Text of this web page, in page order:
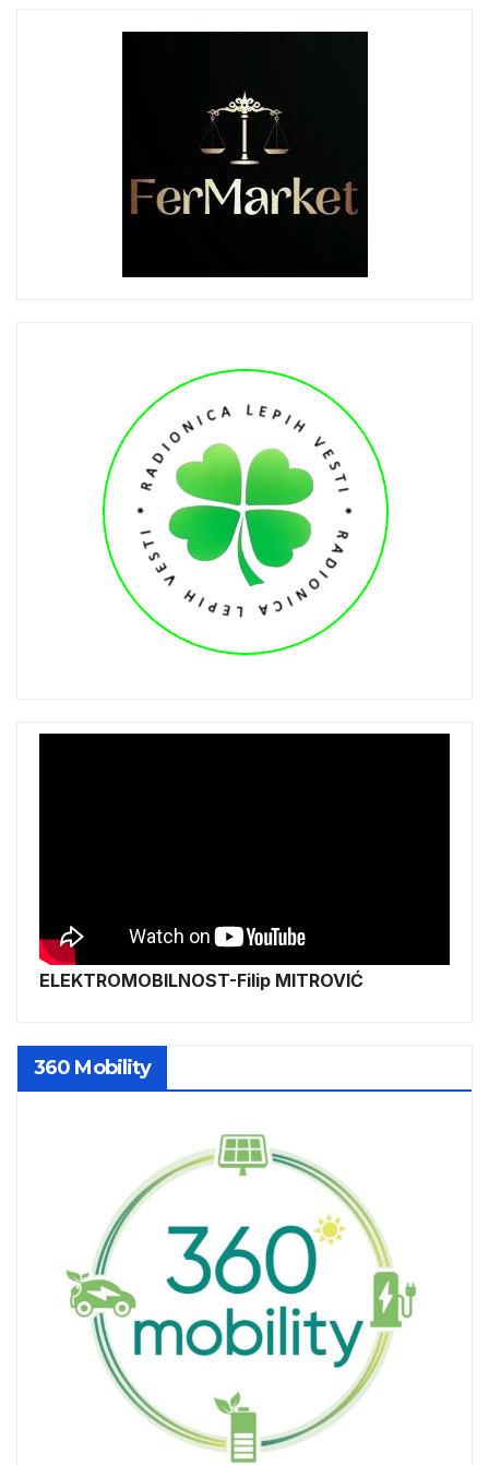
ELEKTROMOBILNOST-Filip MITROVIĆ
360 Mobility